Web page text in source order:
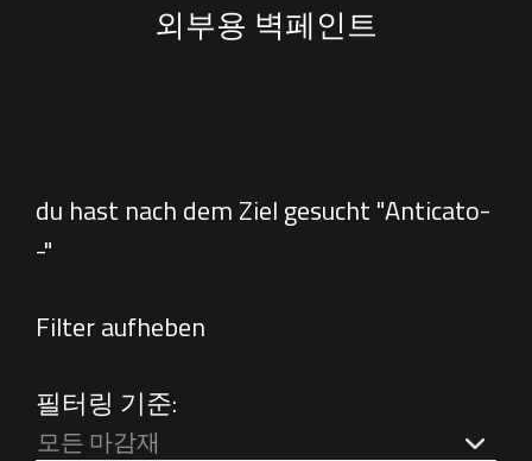
외부용 벽페인트
du hast nach dem Ziel gesucht "Anticato-
-"
Filter aufheben
필터링 기준:
모든 마감재